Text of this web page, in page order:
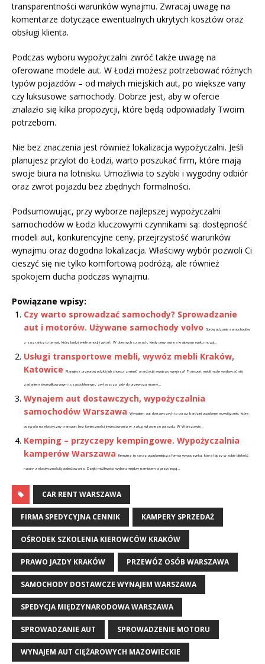
transparentności warunków wynajmu. Zwracaj uwagę na
komentarze dotyczące ewentualnych ukrytych kosztów oraz
obsługi klienta.
Podczas wyboru wypożyczalni zwróć także uwagę na
oferowane modele aut. W Łodzi możesz potrzebować różnych
typów pojazdów – od małych miejskich aut, po większe vany
czy luksusowe samochody. Dobrze jest, aby w ofercie
znalazło się kilka propozycji, które będą odpowiadały Twoim
potrzebom.
Nie bez znaczenia jest również lokalizacja wypożyczalni. Jeśli
planujesz przylot do Łodzi, warto poszukać firm, które mają
swoje biura na lotnisku. Umożliwia to szybki i wygodny odbiór
oraz zwrot pojazdu bez zbędnych formalności.
Podsumowując, przy wyborze najlepszej wypożyczalni
samochodów w Łodzi kluczowymi czynnikami są: dostępność
modeli aut, konkurencyjne ceny, przejrzystość warunków
wynajmu oraz dogodna lokalizacja. Właściwy wybór pozwoli Ci
cieszyć się nie tylko komfortową podróżą, ale również
spokojem ducha podczas wynajmu.
Powiązane wpisy:
Czy warto sprowadzać samochody? Sprowadzanie
aut i motorów. Używane samochody volvo
Sprowadzanie samochodów
z zagranicy to temat, który budzi wiele emocji i pytań. W obecnych czasach, kiedy ceny aut na krajowym rynku mogą...
Usługi transportowe mebli, wywóz mebli Kraków,
Katowice
Planujesz przeprowadzkę lub chcesz zmienić aranżację swojego wnętrza? Transport mebli może wydawać się
zadaniem skomplikowanym i czasochłonnym, zwłaszcza gdy do przewozu mamy...
Wynajem aut dostawczych, wypożyczalnia
samochodów Warszawa
Wynajem aut dostawczych to coraz bardziej popularne rozwiązanie, które
pozwala na elastyczny transport bez konieczności inwestowania w zakup własnego pojazdu. W Warszawie...
Kemping – przyczepy kempingowe. Wypożyczalnia
kamperów Warszawa
Kemping to coraz popularniejsza forma wypoczynku, która łączy w sobie bliskość
natury z elastycznością podróżowania. Dzięki możliwości wyboru między namiotem a przyczepą...
CAR RENT WARSZAWA
FIRMA SPEDYCYJNA CENNIK KAMPERY SPRZEDAŻ
OŚRODEK SZKOLENIA KIEROWCÓW KRAKÓW
PRAWO JAZDY KRAKÓW PRZEWÓZ OSÓB WARSZAWA
SAMOCHODY DOSTAWCZE WYNAJEM WARSZAWA
SPEDYCJA MIĘDZYNARODOWA WARSZAWA
SPROWADZANIE AUT SPROWADZENIE MOTORU
WYNAJEM AUT CIĘŻAROWYCH MAZOWIECKIE